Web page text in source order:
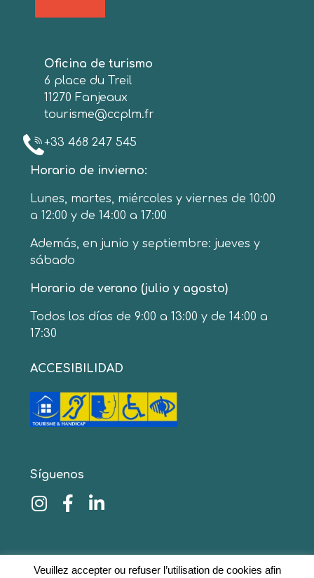
Oficina de turismo
6 place du Treil
11270 Fanjeaux
tourisme@ccplm.fr
+33 468 247 545
Horario de invierno:
Lunes, martes, miércoles y viernes de 10:00
a 12:00 y de 14:00 a 17:00
Además, en junio y septiembre: jueves y
sábado
Horario de verano (julio y agosto)
Todos los días de 9:00 a 13:00 y de 14:00 a
17:30
ACCESIBILIDAD
Síguenos
Veuillez accepter ou refuser l’utilisation de cookies afin